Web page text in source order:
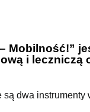
Mobilność!”
i
dwa